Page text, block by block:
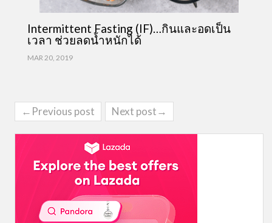
Intermittent Fasting (IF)…กินและอดเป็น
เวลา ช่วยลดน้ำหนักได้
MAR 20, 2019
←Previous post Next post→